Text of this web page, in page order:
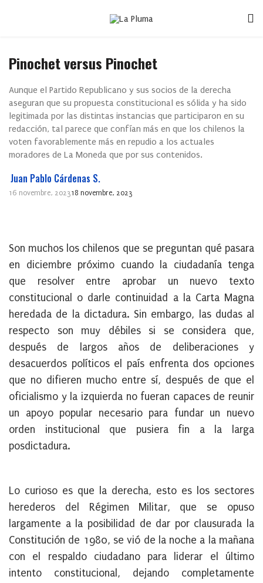
Pinochet versus Pinochet
Aunque el Partido Republicano y sus socios de la derecha
aseguran que su propuesta constitucional es sólida y ha sido
legitimada por las distintas instancias que participaron en su
redacción, tal parece que confían más en que los chilenos la
voten favorablemente más en repudio a los actuales
moradores de La Moneda que por sus contenidos.
Juan Pablo Cárdenas S.
16 novembre, 202318 novembre, 2023
Son muchos los chilenos que se preguntan qué pasara
en diciembre próximo cuando la ciudadanía tenga
que resolver entre aprobar un nuevo texto
constitucional o darle continuidad a la Carta Magna
heredada de la dictadura. Sin embargo, las dudas al
respecto son muy débiles si se considera que,
después de largos años de deliberaciones y
desacuerdos políticos el país enfrenta dos opciones
que no difieren mucho entre sí, después de que el
oficialismo y la izquierda no fueran capaces de reunir
un apoyo popular necesario para fundar un nuevo
orden institucional que pusiera fin a la larga
posdictadura.
Lo curioso es que la derecha, esto es los sectores
herederos del Régimen Militar, que se opuso
largamente a la posibilidad de dar por clausurada la
Constitución de 1980, se vió de la noche a la mañana
con el respaldo ciudadano para liderar el último
intento constitucional, dejando completamente